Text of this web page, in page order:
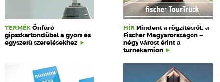
TERMÉK Önfúró
gipszkartondübel a gyors és
egyszerű szerelésekhez
HÍR Mindent a rögzítésről: a
Fischer Magyarországon –
négy várost érint a
turnékamion